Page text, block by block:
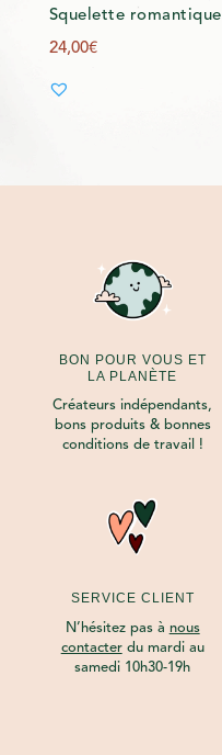
Squelette romantique
24,00€
BON POUR VOUS ET
LA PLANÈTE
Créateurs indépendants,
bons produits & bonnes
conditions de travail !
SERVICE CLIENT
N’hésitez pas à nous
contacterdu mardi au
samedi 10h30-19h